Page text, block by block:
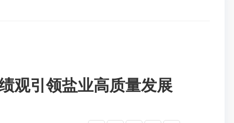
观引领盐业高质量发展